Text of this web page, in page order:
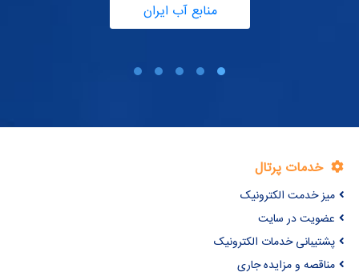
منابع آب ایران
خدمات پرتال
میز خدمت الکترونیک
عضویت در سایت
پشتیبانی خدمات الکترونیک
مناقصه و مزایده جاری